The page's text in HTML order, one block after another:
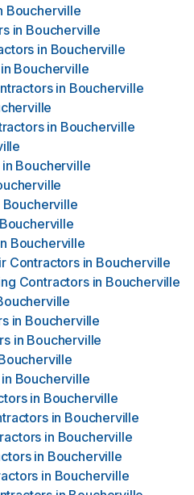
Boucherville
in Boucherville
in Boucherville
in Boucherville
in Boucherville
in Boucherville
in Boucherville
Boucherville
Boucherville
Boucherville
Contractors in Boucherville
Contractors in Boucherville
in Boucherville
in Boucherville
in Boucherville
in Boucherville
in Boucherville
in Boucherville
in Boucherville
in Boucherville